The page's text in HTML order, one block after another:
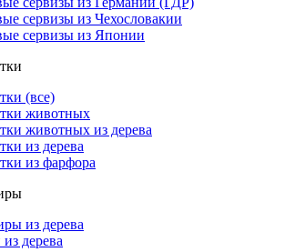
сервизы из Чехословакии
сервизы из Японии
(все)
животных
животных из дерева
из дерева
из фарфора
из дерева
дерева